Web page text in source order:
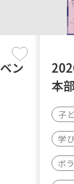
ン
本部
子
学
ボ